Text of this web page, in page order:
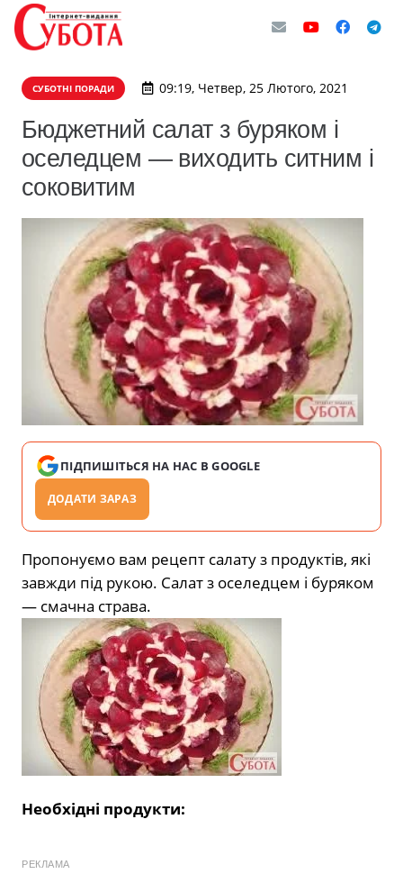
СУБОТНІ ПОРАДИ 09:19, Четвер, 25 Лютого, 2021
Бюджетний салат з буряком і
оселедцем — виходить ситним і
соковитим
ПІДПИШІТЬСЯ НА НАС В GOOGLE
ДОДАТИ ЗАРАЗ
Пропонуємо вам рецепт салату з продуктів, які
завжди під рукою. Салат з оселедцем і буряком
— смачна страва.
Необхідні продукти:
РЕКЛАМА